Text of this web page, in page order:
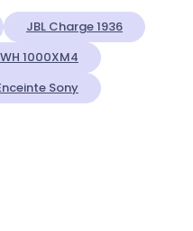
JBL Charge 1936
1000XM4
Sony